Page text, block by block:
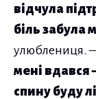
відчула
біль забула
улюблениця.
мені вдався
спину буду